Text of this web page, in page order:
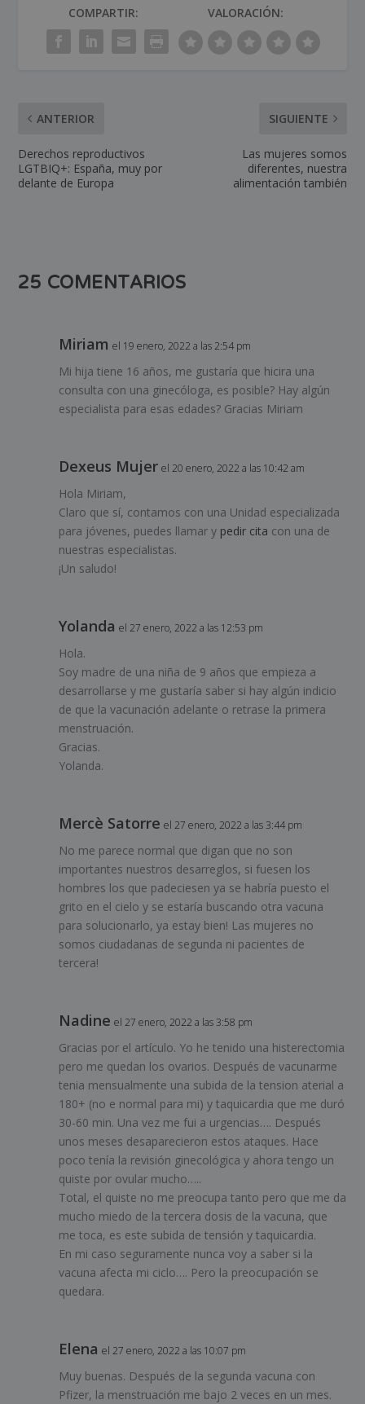
COMPARTIR: VALORACIÓN:
ANTERIOR
Derechos reproductivos
LGTBIQ+: España, muy por
delante de Europa
SIGUIENTE
Las mujeres somos
diferentes, nuestra
alimentación también
25 COMENTARIOS
Miriam el 19 enero, 2022 a las 2:54 pm
Mi hija tiene 16 años, me gustaría que hicira una
consulta con una ginecóloga, es posible? Hay algún
especialista para esas edades? Gracias Miriam
Dexeus Mujer el 20 enero, 2022 a las 10:42 am
Hola Miriam,
Claro que sí, contamos con una Unidad especializada
para jóvenes, puedes llamar y pedir cita con una de
nuestras especialistas.
¡Un saludo!
Yolanda el 27 enero, 2022 a las 12:53 pm
Hola.
Soy madre de una niña de 9 años que empieza a
desarrollarse y me gustaría saber si hay algún indicio
de que la vacunación adelante o retrase la primera
menstruación.
Gracias.
Yolanda.
Mercè Satorre el 27 enero, 2022 a las 3:44 pm
No me parece normal que digan que no son
importantes nuestros desarreglos, si fuesen los
hombres los que padeciesen ya se habría puesto el
grito en el cielo y se estaría buscando otra vacuna
para solucionarlo, ya estay bien! Las mujeres no
somos ciudadanas de segunda ni pacientes de
tercera!
Nadine el 27 enero, 2022 a las 3:58 pm
Gracias por el artículo. Yo he tenido una histerectomia
pero me quedan los ovarios. Después de vacunarme
tenia mensualmente una subida de la tension aterial a
180+ (no e normal para mi) y taquicardia que me duró
30-60 min. Una vez me fui a urgencias…. Después
unos meses desaparecieron estos ataques. Hace
poco tenía la revisión ginecológica y ahora tengo un
quiste por ovular mucho…..
Total, el quiste no me preocupa tanto pero que me da
mucho miedo de la tercera dosis de la vacuna, que
me toca, es este subida de tensión y taquicardia.
En mi caso seguramente nunca voy a saber si la
vacuna afecta mi ciclo…. Pero la preocupación se
quedara.
Elena el 27 enero, 2022 a las 10:07 pm
Muy buenas. Después de la segunda vacuna con
Pfizer, la menstruación me bajo 2 veces en un mes.